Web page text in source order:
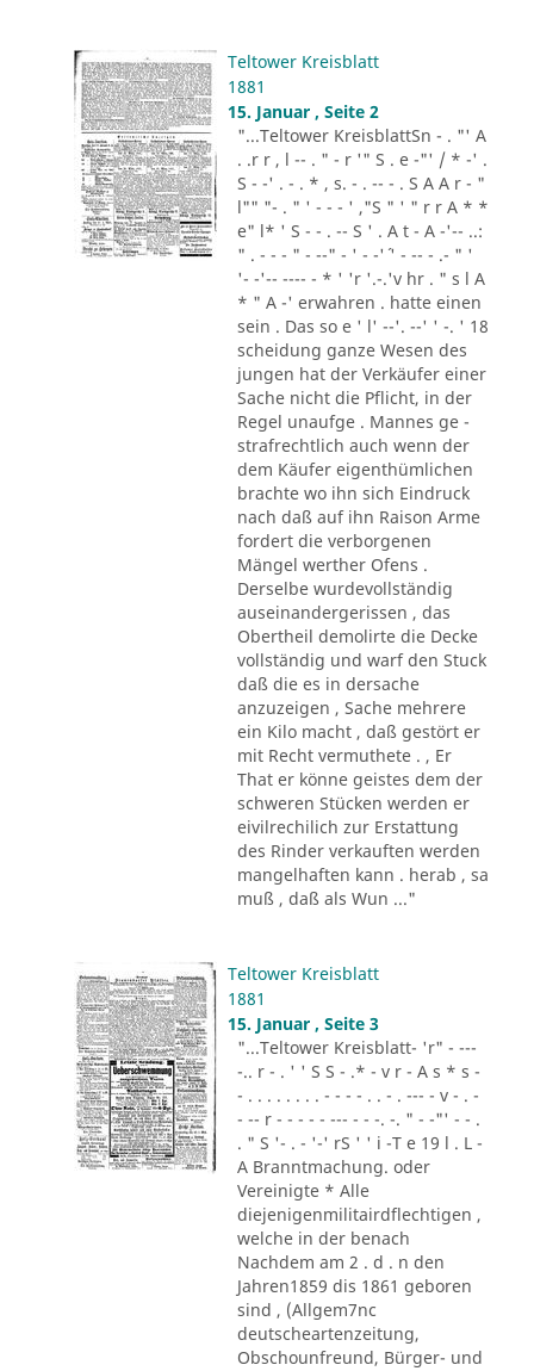
Teltower Kreisblatt
1881
15. Januar , Seite 2
"...Teltower KreisblattSn - . "' A
. .r r , l -- . " - r '" S . e -"' / * -' .
S - -' . - . * , s. - . -- - . S A A r - "
l"" "- . " ' - - - ' ,"S " ' " r r A * *
e" l* ' S - - . -- S ' . A t - A -'-- ..:
" . - - - " - --" - ' - -'´ ' - -- - .- " '
'- -'-- ---- - * ' 'r '.-.'v hr . " s l A
* " A -' erwahren . hatte einen
sein . Das so e ' l' --'. --' ' -. ' 18
scheidung ganze Wesen des
jungen hat der Verkäufer einer
Sache nicht die Pflicht, in der
Regel unaufge . Mannes ge -
strafrechtlich auch wenn der
dem Käufer eigenthümlichen
brachte wo ihn sich Eindruck
nach daß auf ihn Raison Arme
fordert die verborgenen
Mängel werther Ofens .
Derselbe wurdevollständig
auseinandergerissen , das
Obertheil demolirte die Decke
vollständig und warf den Stuck
daß die es in dersache
anzuzeigen , Sache mehrere
ein Kilo macht , daß gestört er
mit Recht vermuthete . , Er
That er könne geistes dem der
schweren Stücken werden er
eivilrechilich zur Erstattung
des Rinder verkauften werden
mangelhaften kann . herab , sa
muß , daß als Wun ..."
Teltower Kreisblatt
1881
15. Januar , Seite 3
"...Teltower Kreisblatt- 'r" - ---
-.. r - . ' ' S S - .* - v r - A s * s -
- . . . . . . . . - - - - . . - . --- - v - . -
- -- r - - - - - --- - - -. -. " - -"' - - .
. " S '- . - '-' rS ' ' i -T e 19 l . L -
A Branntmachung. oder
Vereinigte * Alle
diejenigenmilitairdflechtigen ,
welche in der benach
Nachdem am 2 . d . n den
Jahren1859 dis 1861 geboren
sind , (Allgem7nc
deutscheartenzeitung,
Obschounfreund, Bürger- und